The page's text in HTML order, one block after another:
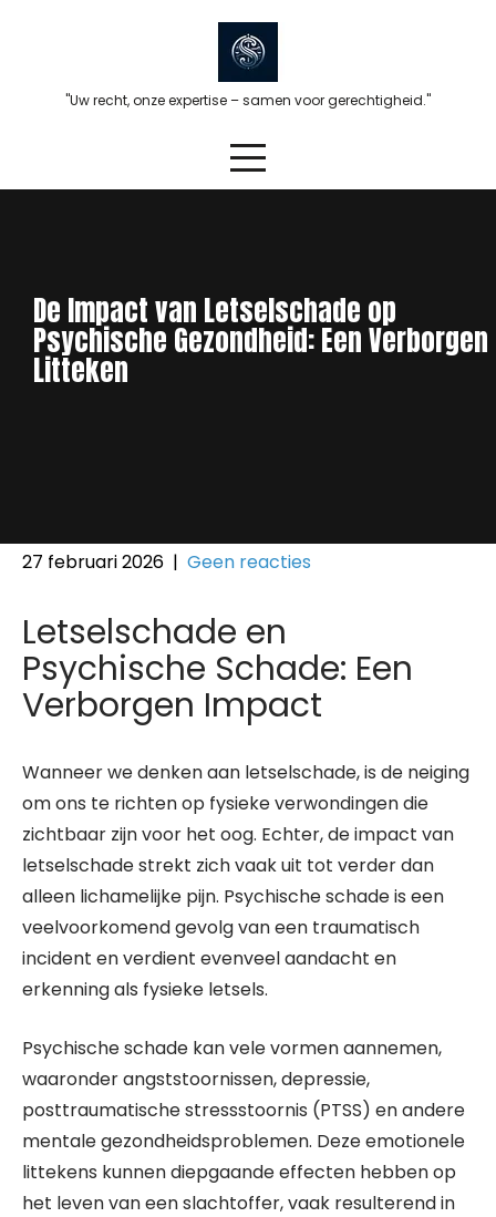
"Uw recht, onze expertise – samen voor gerechtigheid."
De Impact van Letselschade op
Psychische Gezondheid: Een Verborgen
Litteken
27 februari 2026 | Geen reacties
Letselschade en
Psychische Schade: Een
Verborgen Impact
Wanneer we denken aan letselschade, is de neiging
om ons te richten op fysieke verwondingen die
zichtbaar zijn voor het oog. Echter, de impact van
letselschade strekt zich vaak uit tot verder dan
alleen lichamelijke pijn. Psychische schade is een
veelvoorkomend gevolg van een traumatisch
incident en verdient evenveel aandacht en
erkenning als fysieke letsels.
Psychische schade kan vele vormen aannemen,
waaronder angststoornissen, depressie,
posttraumatische stressstoornis (PTSS) en andere
mentale gezondheidsproblemen. Deze emotionele
littekens kunnen diepgaande effecten hebben op
het leven van een slachtoffer, vaak resulterend in